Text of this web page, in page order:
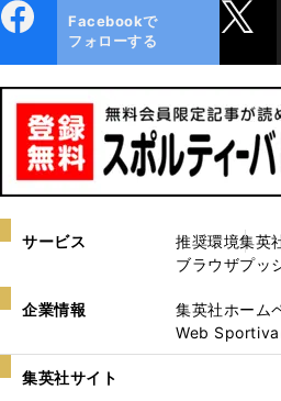
ok
Facebookで
フォローする
サービス 推奨環境集英
ブラウザプッ
企業情報 集英社ホーム
Web Sportiva
集英社サイト